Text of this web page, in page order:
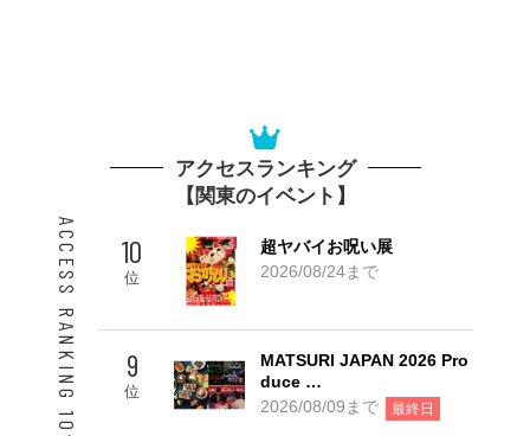
アクセスランキング
【関東のイベント】
ACCESS RANKING 10 10
位
超ヤバイお呪い展
2026/08/24まで
9
位
MATSURI JAPAN 2026 Pro
duce …
2026/08/09まで 最終日